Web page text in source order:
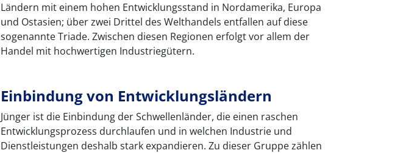
Ländern mit einem hohen Entwicklungsstand in Nordamerika, Europa
und Ostasien; über zwei Drittel des Welthandels entfallen auf diese
sogenannte Triade. Zwischen diesen Regionen erfolgt vor allem der
Handel mit hochwertigen Industriegütern.
Einbindung von Entwicklungsländern
Jünger ist die Einbindung der Schwellenländer, die einen raschen
Entwicklungsprozess durchlaufen und in welchen Industrie und
Dienstleistungen deshalb stark expandieren. Zu dieser Gruppe zählen